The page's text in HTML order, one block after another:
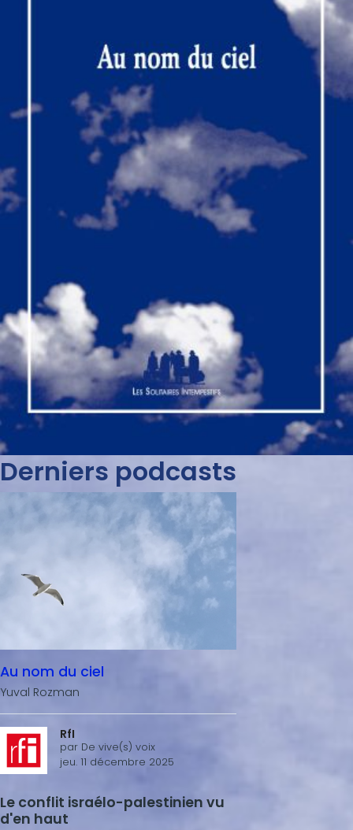
Derniers podcasts
Au nom du ciel
Yuval Rozman
RfI
par De vive(s) voix
jeu. 11 décembre 2025
Le conflit israélo-palestinien vu
d'en haut